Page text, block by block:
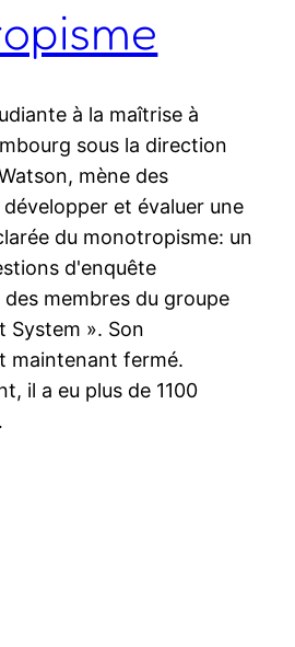
à la maîtrise à
sous la direction
mène des
et évaluer une
du monotropisme: un
d'enquête
membres du groupe
System ». Son
maintenant fermé.
il a eu plus de 1100